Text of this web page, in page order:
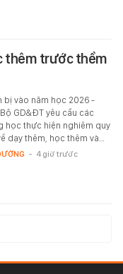
thêm trước thềm
bị vào năm học 2026 -
GD&ĐT yêu cầu các
học thực hiện nghiêm quy
dạy thêm, học thêm và…
- 4 giờ trước